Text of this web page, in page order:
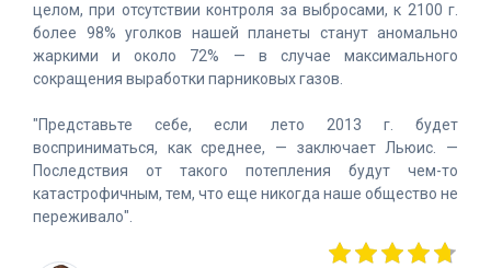
целом, при отсутствии контроля за выбросами, к 2100 г.
более 98% уголков нашей планеты станут аномально
жаркими и около 72% — в случае максимального
сокращения выработки парниковых газов.
"Представьте себе, если лето 2013 г. будет
восприниматься, как среднее, — заключает Льюис. —
Последствия от такого потепления будут чем-то
катастрофичным, тем, что еще никогда наше общество не
переживало".